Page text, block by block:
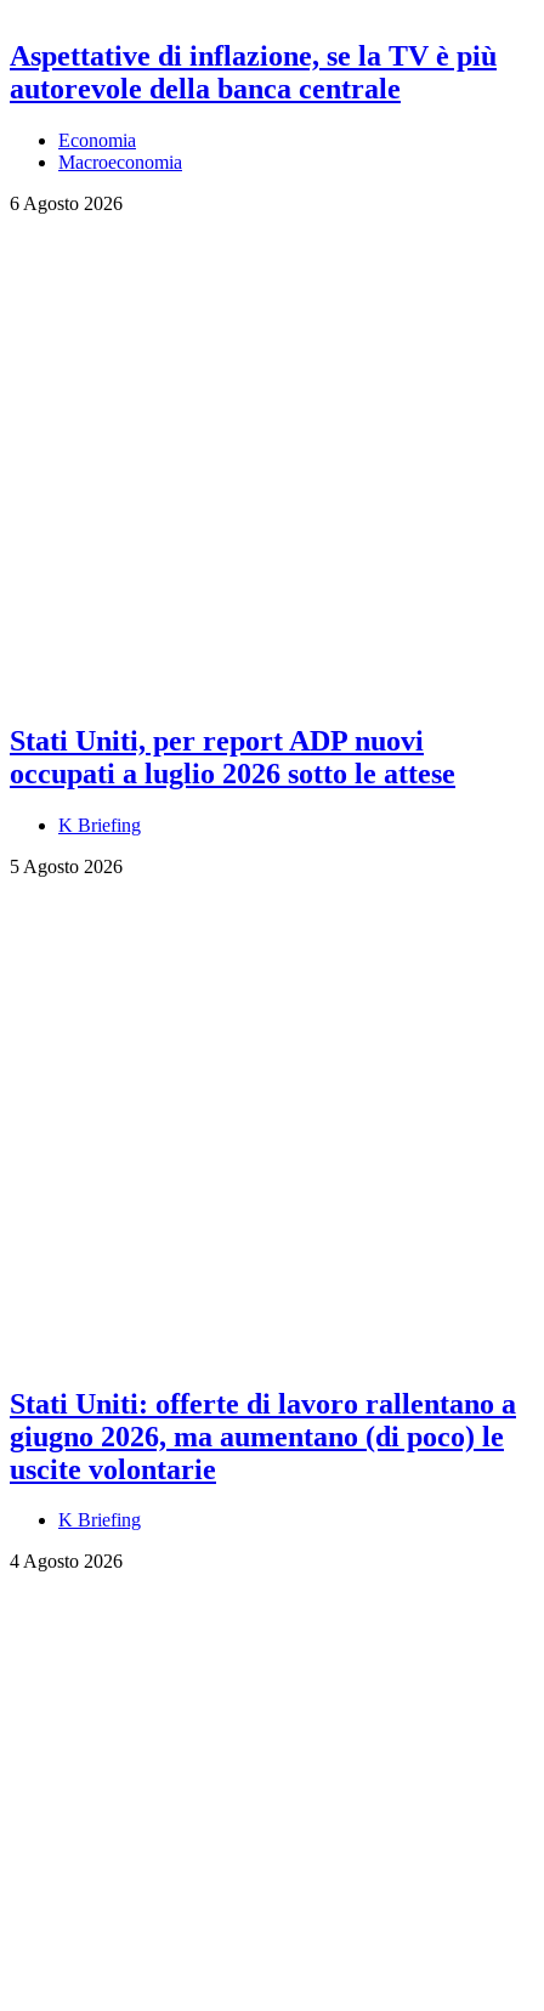
Aspettative di inflazione, se la TV è più
autorevole della banca centrale
Economia
Macroeconomia
6 Agosto 2026
Stati Uniti, per report ADP nuovi
occupati a luglio 2026 sotto le attese
K Briefing
5 Agosto 2026
Stati Uniti: offerte di lavoro rallentano a
giugno 2026, ma aumentano (di poco) le
uscite volontarie
K Briefing
4 Agosto 2026